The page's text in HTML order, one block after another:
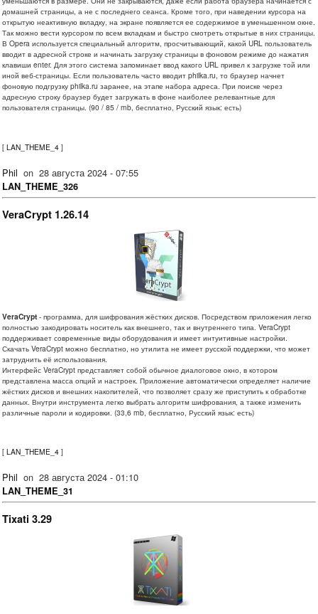
домашней страницы, а не с последнего сеанса. Кроме того, при наведении курсора на
открытую неактивную вкладку, на экране появляется ее содержимое в уменьшенном окне.
Так можно вести курсором по всем вкладкам и быстро смотреть открытые в них страницы.
В Opera используется специальный алгоритм, просчитывающий, какой URL пользователь
вводит в адресной строке и начинать загрузку страницы в фоновом режиме до нажатия
клавиши enter. Для этого система запоминает ввод какого URL привел к загрузке той или
иной веб-страницы. Если пользователь часто вводит philka.ru, то браузер начнет
фоновую подгрузку philka.ru заранее, на этапе набора адреса. При поиске через
адресную строку браузер будет загружать в фоне наиболее релевантные для
пользователя страницы. (90 / 85 / mb, бесплатно, Русский язык: есть)
[ LAN_THEME_4 ]
Phil on 28 августа 2024 - 07:55
LAN_THEME_326
VeraCrypt 1.26.14
VeraCrypt - программа, для шифрования жёстких дисков. Посредством приложения легко
полностью закодировать носитель как внешнего, так и внутреннего типа. VeraCrypt
поддерживает современные виды оборудования и имеет интуитивные настройки.
Скачать VeraCrypt можно бесплатно, но утилита не имеет русской поддержки, что может
затруднить её использования.
Интерфейс VeraCrypt представляет собой обычное диалоговое окно, в котором
представлена масса опций и настроек. Приложение автоматически определяет наличие
жёстких дисков и внешних накопителей, что позволяет сразу же приступить к обработке
данных. Внутри инструмента легко выбрать алгоритм шифрования, а также изменить
различные пароли и кодировки. (33,6 mb, бесплатно, Русский язык: есть)
[ LAN_THEME_4 ]
Phil on 28 августа 2024 - 01:10
LAN_THEME_31
Tixati 3.29